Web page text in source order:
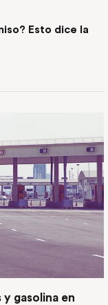
Esto dice la
gasolina en